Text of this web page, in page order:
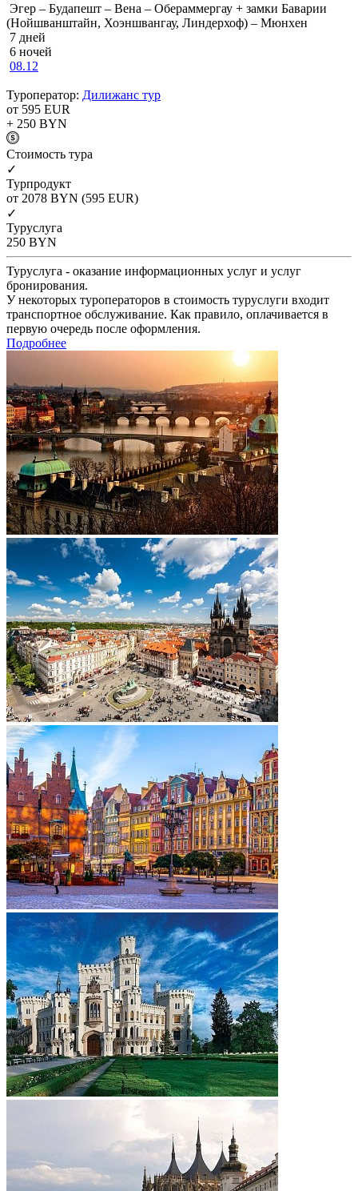
Эгер – Будапешт – Вена – Обераммергау + замки Баварии
(Нойшванштайн, Хоэншвангау, Линдерхоф) – Мюнхен
7 дней
6 ночей
08.12
Туроператор: Дилижанс тур
от 595 EUR
+ 250 BYN
Cтоимость тура
✓
Турпродукт
от 2078 BYN (595 EUR)
✓
Туруслуга
250 BYN
Туруслуга - оказание информационных услуг и услуг
бронирования.
У некоторых туроператоров в стоимость туруслуги входит
транспортное обслуживание. Как правило, оплачивается в
первую очередь после оформления.
Подробнее